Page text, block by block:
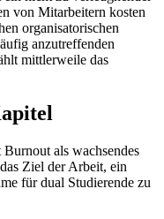
von Mitarbeitern kosten
organisatorischen
anzutreffenden
mittlerweile das
als wachsendes
Ziel der Arbeit, ein
für dual Studierende zu